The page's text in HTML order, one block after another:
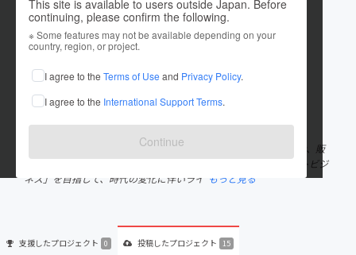
This site is available to users outside Japan. Before
continuing, please confirm the following.
※ Some features may not be available depending on your
country, region, or project.
I agree to the Terms of Use and Privacy Policy.
I agree to the International Support Terms.
Continue
香港揚名（ホンコン・ヤンミン）
これまでに15件のプロジェクトを投稿しています
在住国：香港
出身国：香港
HongKong Yangming（ホンコン・ヤンミン）は新製品のデザイン、販
売、運営事業をしております。「最高利便性、快適生活、スマートビジ
ネス」を目指して、時代の変化に伴いライ もっと見る
支援したプロジェクト 0 投稿したプロジェクト 15